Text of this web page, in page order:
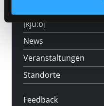
[kju:b]
News
Veranstaltungen
Standorte
Feedback